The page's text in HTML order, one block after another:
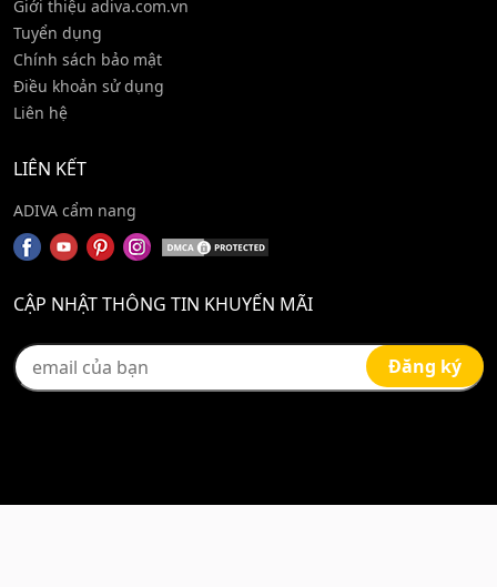
Giới thiệu adiva.com.vn
Tuyển dụng
Chính sách bảo mật
Điều khoản sử dụng
Liên hệ
LIÊN KẾT
ADIVA cẩm nang
CẬP NHẬT THÔNG TIN KHUYẾN MÃI